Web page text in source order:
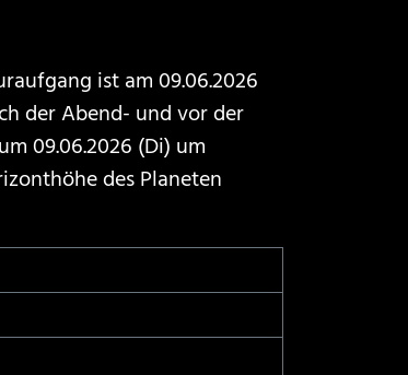
ist am 09.06.2026
der Abend- und vor der
09.06.2026 (Di) um
des Planeten